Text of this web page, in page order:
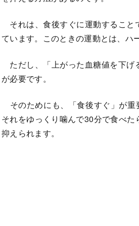
それは、食後すぐに運動すること
ています。このときの運動とは、ハ
ただし、「上がった血糖値を下げ
が必要です。
そのためにも、「食後すぐ」が重
それをゆっくり噛んで30分で食べ
抑えられます。